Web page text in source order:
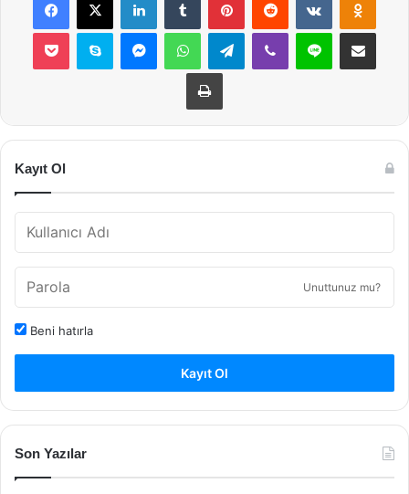
Pocket Skype MessengerWhatsAppTelegramViber Line E-Posta ile
Yazdır
Kayıt Ol
Unuttunuz mu?
Beni hatırla
Kayıt Ol
Son Yazılar